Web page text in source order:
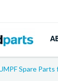
Spare